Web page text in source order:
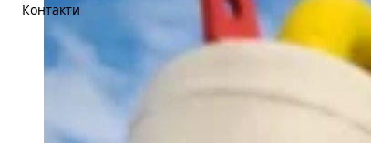
Контакти